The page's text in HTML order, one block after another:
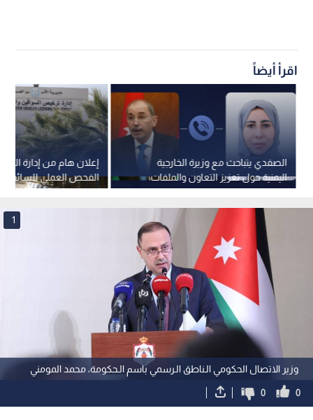
اقرأ أيضاً
إعلان هام من إدارة
الفحص العملي للسائقين
الصفدي يتباحث مع وزيرة الخارجية
اليمنية حول تعزيز التعاون والملفات
الإقليمية
وزير الاتصال الحكومي الـناطق الـرسمي باسم الـحكومة، محمد المومني
1
0
0